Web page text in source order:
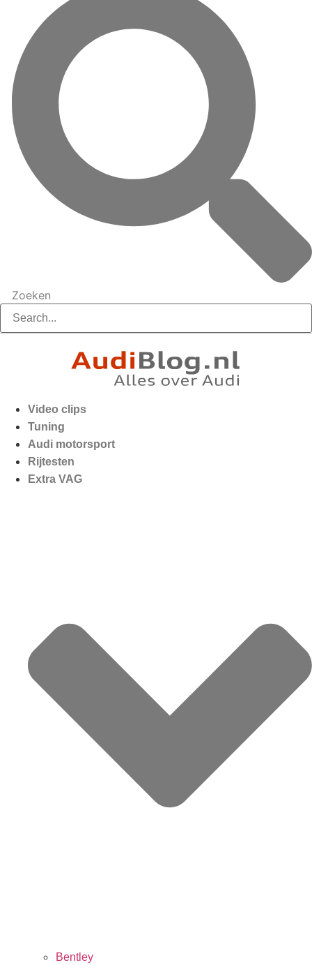
Zoeken
Video clips
Tuning
Audi motorsport
Rijtesten
Extra VAG
Bentley